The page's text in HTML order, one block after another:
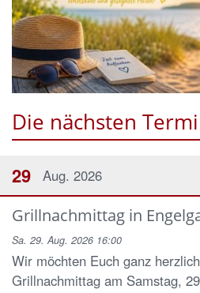
Die nächsten
29 Aug. 2026
Grillnachmittag in
Sa. 29. Aug. 2026 16:00
Wir möchten Euch ganz
Grillnachmittag am Samstag,